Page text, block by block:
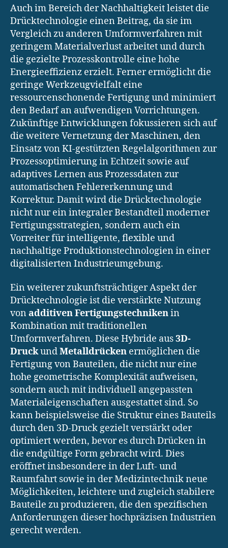
Auch im Bereich der Nachhaltigkeit leistet die
Drücktechnologie einen Beitrag, da sie im
Vergleich zu anderen Umformverfahren mit
geringem Materialverlust arbeitet und durch
die gezielte Prozesskontrolle eine hohe
Energieeffizienz erzielt. Ferner ermöglicht die
geringe Werkzeugvielfalt eine
ressourcenschonende Fertigung und minimiert
den Bedarf an aufwendigen Vorrichtungen.
Zukünftige Entwicklungen fokussieren sich auf
die weitere Vernetzung der Maschinen, den
Einsatz von KI-gestützten Regelalgorithmen zur
Prozessoptimierung in Echtzeit sowie auf
adaptives Lernen aus Prozessdaten zur
automatischen Fehlererkennung und
Korrektur. Damit wird die Drücktechnologie
nicht nur ein integraler Bestandteil moderner
Fertigungsstrategien, sondern auch ein
Vorreiter für intelligente, flexible und
nachhaltige Produktionstechnologien in einer
digitalisierten Industrieumgebung.
Ein weiterer zukunftsträchtiger Aspekt der
Drücktechnologie ist die verstärkte Nutzung
vonadditiven Fertigungstechnikenin
Kombination mit traditionellen
Umformverfahren. Diese Hybride aus3D-
DruckundMetalldrücken ermöglichen die
Fertigung von Bauteilen, die nicht nur eine
hohe geometrische Komplexität aufweisen,
sondern auch mit individuell angepassten
Materialeigenschaften ausgestattet sind. So
kann beispielsweise die Struktur eines Bauteils
durch den 3D-Druck gezielt verstärkt oder
optimiert werden, bevor es durch Drücken in
die endgültige Form gebracht wird. Dies
eröffnet insbesondere in der Luft- und
Raumfahrt sowie in der Medizintechnik neue
Möglichkeiten, leichtere und zugleich stabilere
Bauteile zu produzieren, die den spezifischen
Anforderungen dieser hochpräzisen Industrien
gerecht werden.